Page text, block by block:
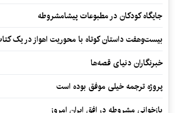
جایگاه کودکان در مطبوعات پیشامشروطه
بیست‌وهفت داستان کوتاه با محوریت اهواز در یک
خبرنگاران دنیای قصه‌ها
پروژه ترجمه خیلی موفق بوده است
بازخوانی مشروطه در افق ایران امروز